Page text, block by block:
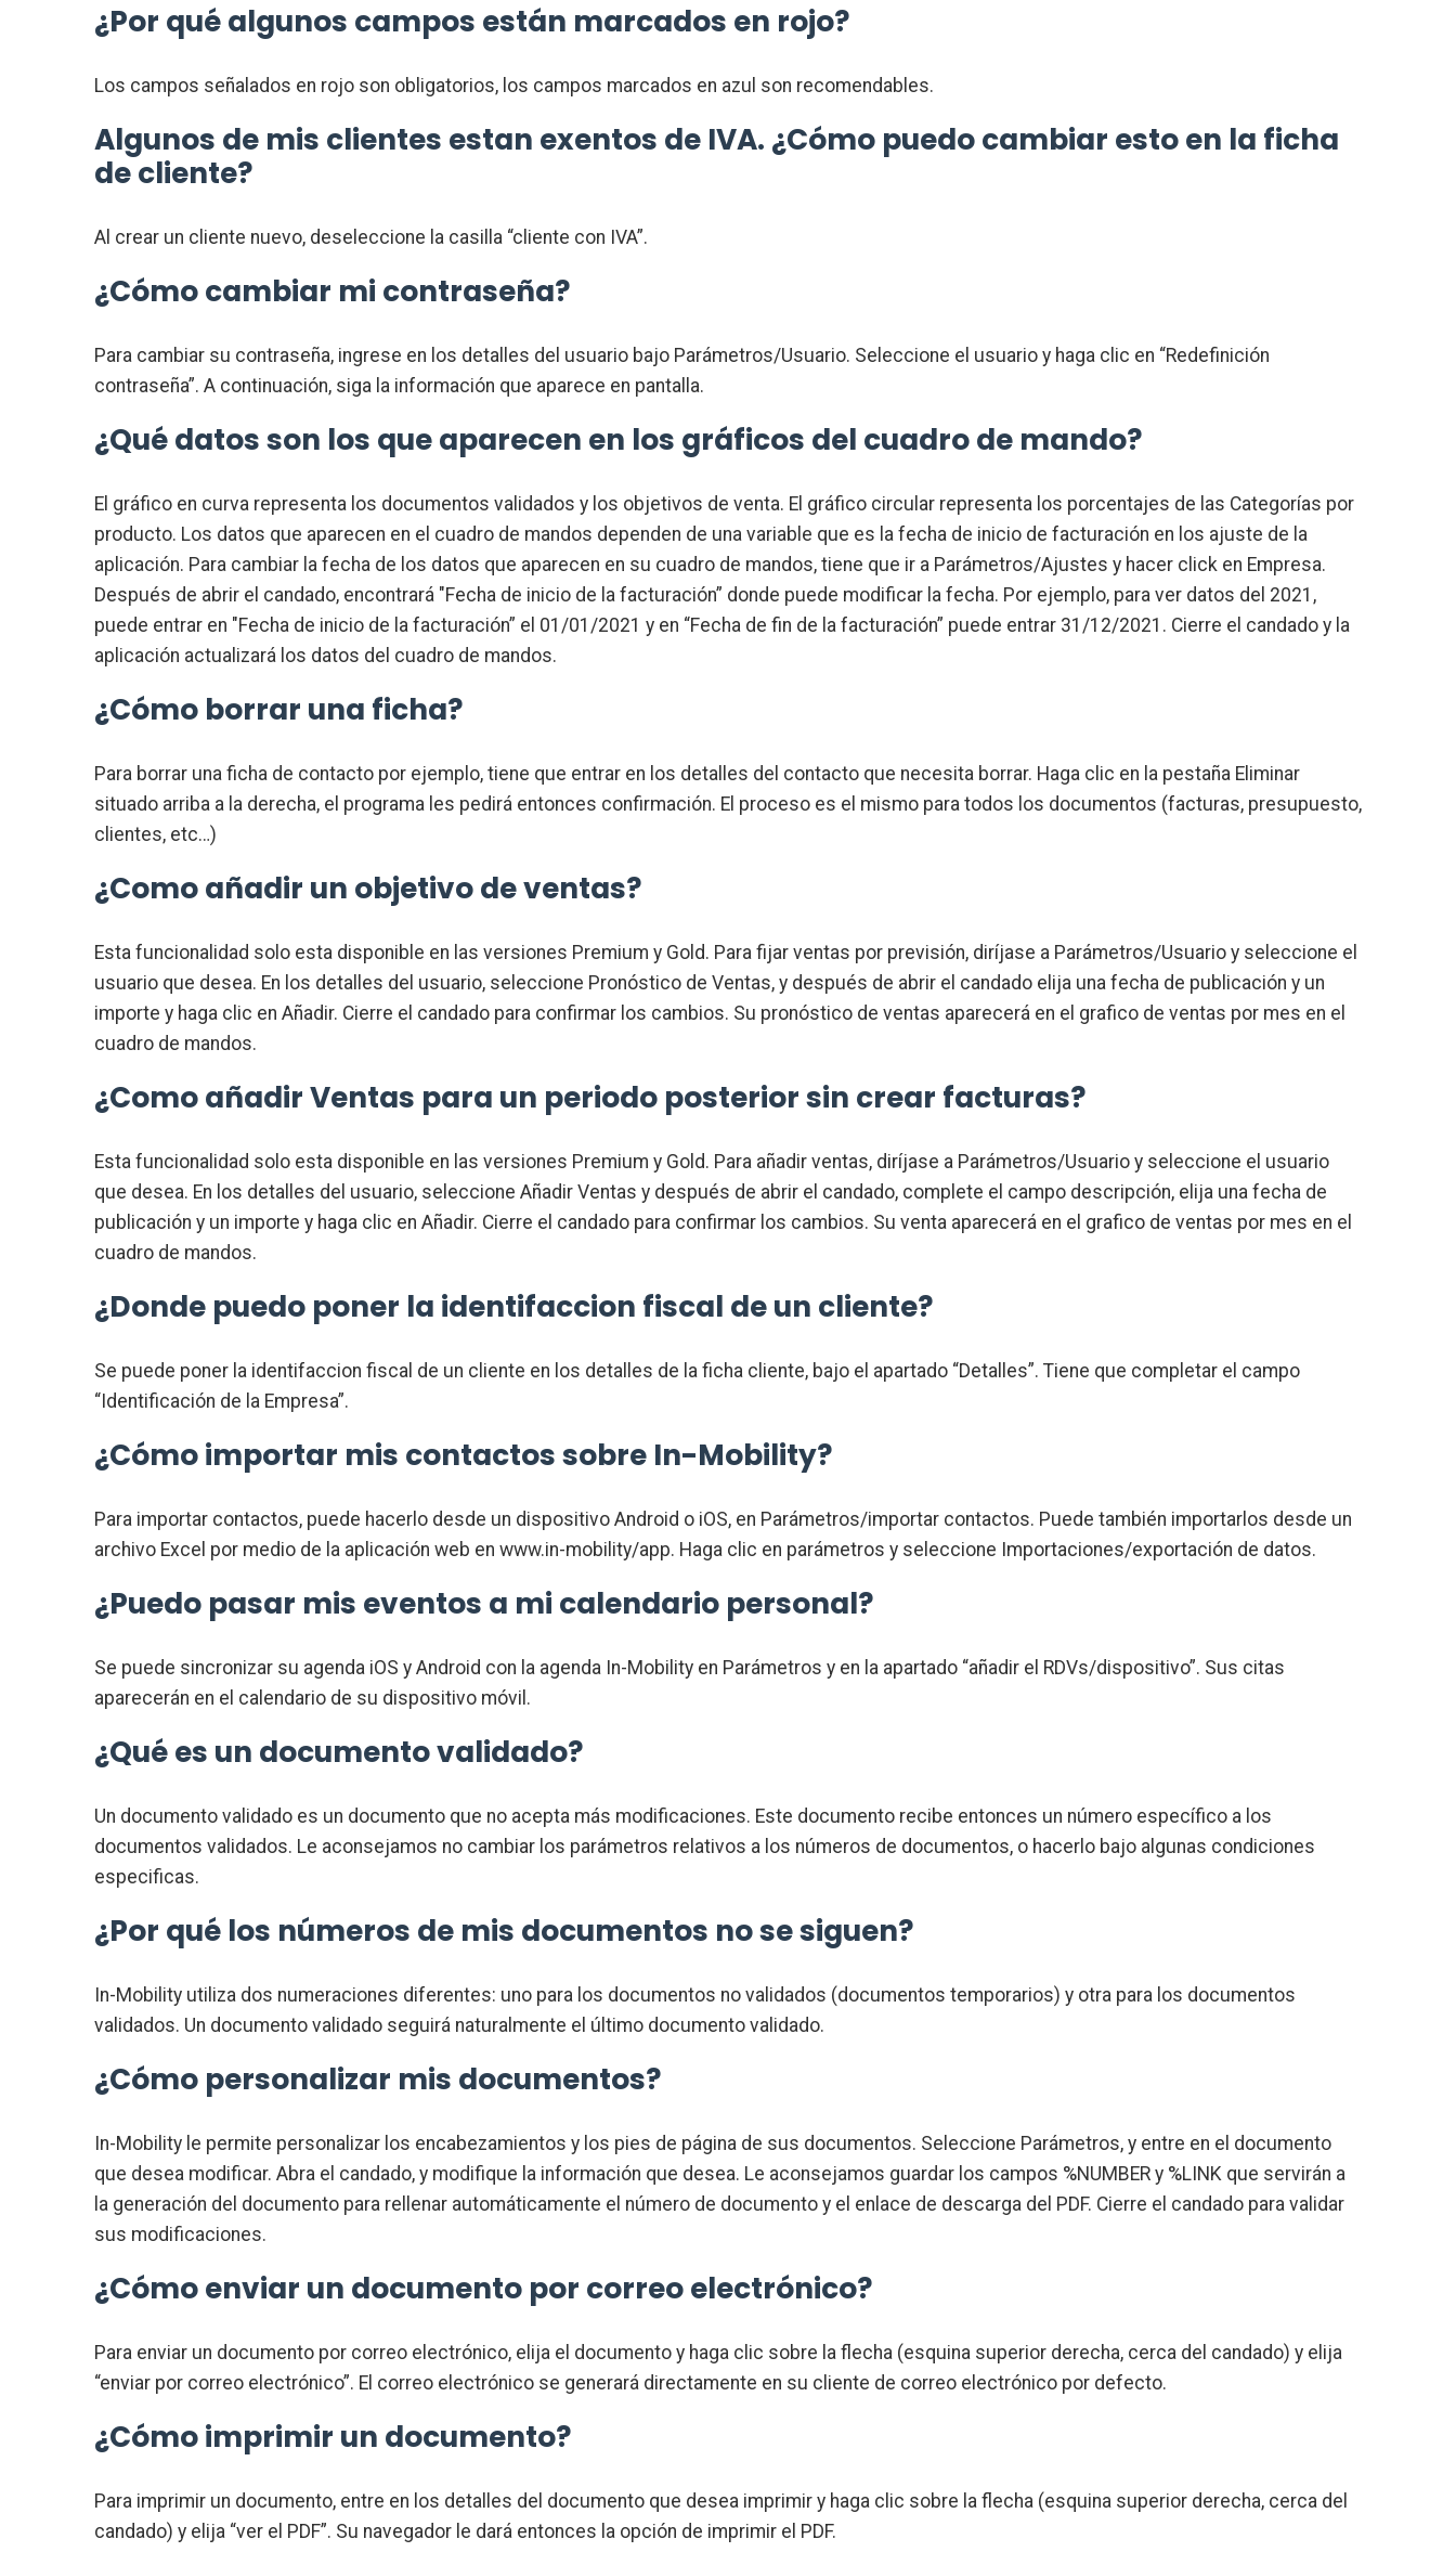
¿Por qué algunos campos están marcados en rojo?
Los campos señalados en rojo son obligatorios, los campos marcados en azul son recomendables.
Algunos de mis clientes estan exentos de IVA. ¿Cómo puedo cambiar esto en la ficha
de cliente?
Al crear un cliente nuevo, deseleccione la casilla “cliente con IVA”.
¿Cómo cambiar mi contraseña?
Para cambiar su contraseña, ingrese en los detalles del usuario bajo Parámetros/Usuario. Seleccione el usuario y haga clic en “Redefinición
contraseña”. A continuación, siga la información que aparece en pantalla.
¿Qué datos son los que aparecen en los gráficos del cuadro de mando?
El gráfico en curva representa los documentos validados y los objetivos de venta. El gráfico circular representa los porcentajes de las Categorías por
producto. Los datos que aparecen en el cuadro de mandos dependen de una variable que es la fecha de inicio de facturación en los ajuste de la
aplicación. Para cambiar la fecha de los datos que aparecen en su cuadro de mandos, tiene que ir a Parámetros/Ajustes y hacer click en Empresa.
Después de abrir el candado, encontrará "Fecha de inicio de la facturación” donde puede modificar la fecha. Por ejemplo, para ver datos del 2021,
puede entrar en "Fecha de inicio de la facturación” el 01/01/2021 y en “Fecha de fin de la facturación” puede entrar 31/12/2021. Cierre el candado y la
aplicación actualizará los datos del cuadro de mandos.
¿Cómo borrar una ficha?
Para borrar una ficha de contacto por ejemplo, tiene que entrar en los detalles del contacto que necesita borrar. Haga clic en la pestaña Eliminar
situado arriba a la derecha, el programa les pedirá entonces confirmación. El proceso es el mismo para todos los documentos (facturas, presupuesto,
clientes, etc…)
¿Como añadir un objetivo de ventas?
Esta funcionalidad solo esta disponible en las versiones Premium y Gold. Para fijar ventas por previsión, diríjase a Parámetros/Usuario y seleccione el
usuario que desea. En los detalles del usuario, seleccione Pronóstico de Ventas, y después de abrir el candado elija una fecha de publicación y un
importe y haga clic en Añadir. Cierre el candado para confirmar los cambios. Su pronóstico de ventas aparecerá en el grafico de ventas por mes en el
cuadro de mandos.
¿Como añadir Ventas para un periodo posterior sin crear facturas?
Esta funcionalidad solo esta disponible en las versiones Premium y Gold. Para añadir ventas, diríjase a Parámetros/Usuario y seleccione el usuario
que desea. En los detalles del usuario, seleccione Añadir Ventas y después de abrir el candado, complete el campo descripción, elija una fecha de
publicación y un importe y haga clic en Añadir. Cierre el candado para confirmar los cambios. Su venta aparecerá en el grafico de ventas por mes en el
cuadro de mandos.
¿Donde puedo poner la identifaccion fiscal de un cliente?
Se puede poner la identifaccion fiscal de un cliente en los detalles de la ficha cliente, bajo el apartado “Detalles”. Tiene que completar el campo
“Identificación de la Empresa”.
¿Cómo importar mis contactos sobre In-Mobility?
Para importar contactos, puede hacerlo desde un dispositivo Android o iOS, en Parámetros/importar contactos. Puede también importarlos desde un
archivo Excel por medio de la aplicación web en www.in-mobility/app. Haga clic en parámetros y seleccione Importaciones/exportación de datos.
¿Puedo pasar mis eventos a mi calendario personal?
Se puede sincronizar su agenda iOS y Android con la agenda In-Mobility en Parámetros y en la apartado “añadir el RDVs/dispositivo”. Sus citas
aparecerán en el calendario de su dispositivo móvil.
¿Qué es un documento validado?
Un documento validado es un documento que no acepta más modificaciones. Este documento recibe entonces un número específico a los
documentos validados. Le aconsejamos no cambiar los parámetros relativos a los números de documentos, o hacerlo bajo algunas condiciones
especificas.
¿Por qué los números de mis documentos no se siguen?
In-Mobility utiliza dos numeraciones diferentes: uno para los documentos no validados (documentos temporarios) y otra para los documentos
validados. Un documento validado seguirá naturalmente el último documento validado.
¿Cómo personalizar mis documentos?
In-Mobility le permite personalizar los encabezamientos y los pies de página de sus documentos. Seleccione Parámetros, y entre en el documento
que desea modificar. Abra el candado, y modifique la información que desea. Le aconsejamos guardar los campos %NUMBER y %LINK que servirán a
la generación del documento para rellenar automáticamente el número de documento y el enlace de descarga del PDF. Cierre el candado para validar
sus modificaciones.
¿Cómo enviar un documento por correo electrónico?
Para enviar un documento por correo electrónico, elija el documento y haga clic sobre la flecha (esquina superior derecha, cerca del candado) y elija
“enviar por correo electrónico”. El correo electrónico se generará directamente en su cliente de correo electrónico por defecto.
¿Cómo imprimir un documento?
Para imprimir un documento, entre en los detalles del documento que desea imprimir y haga clic sobre la flecha (esquina superior derecha, cerca del
candado) y elija “ver el PDF”. Su navegador le dará entonces la opción de imprimir el PDF.